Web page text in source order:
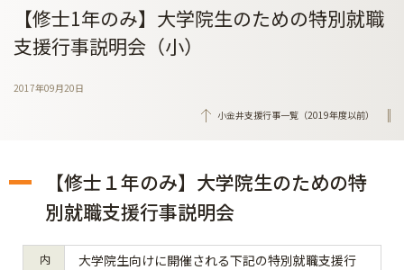
【修士1年のみ】大学院生のための特別就職
支援行事説明会（小）
2017年09月20日
小金井支援行事一覧（2019年度以前）
【修士１年のみ】大学院生のための特
別就職支援行事説明会
内
大学院生向けに開催される下記の特別就職支援行